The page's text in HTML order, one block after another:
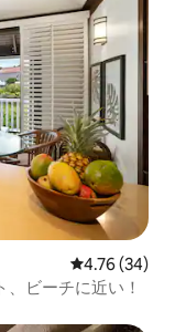
レビュー34
4.76 (34)
ビーチに近い！